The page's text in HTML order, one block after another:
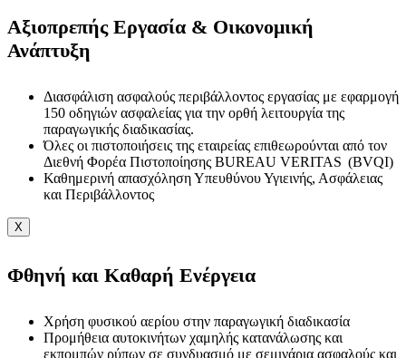
Αξιοπρεπής Εργασία & Οικονομική
Ανάπτυξη
Διασφάλιση ασφαλούς περιβάλλοντος εργασίας με εφαρμογή
150 οδηγιών ασφαλείας για την ορθή λειτουργία της
παραγωγικής διαδικασίας.
Όλες οι πιστοποιήσεις της εταιρείας επιθεωρούνται από τον
Διεθνή Φορέα Πιστοποίησης BUREAU VERITAS (BVQI)
Καθημερινή απασχόληση Υπευθύνου Υγιεινής, Ασφάλειας
και Περιβάλλοντος
X
Φθηνή και Καθαρή Ενέργεια
Χρήση φυσικού αερίου στην παραγωγική διαδικασία
Προμήθεια αυτοκινήτων χαμηλής κατανάλωσης και
εκπομπών ρύπων σε συνδυασμό με σεμινάρια ασφαλούς και